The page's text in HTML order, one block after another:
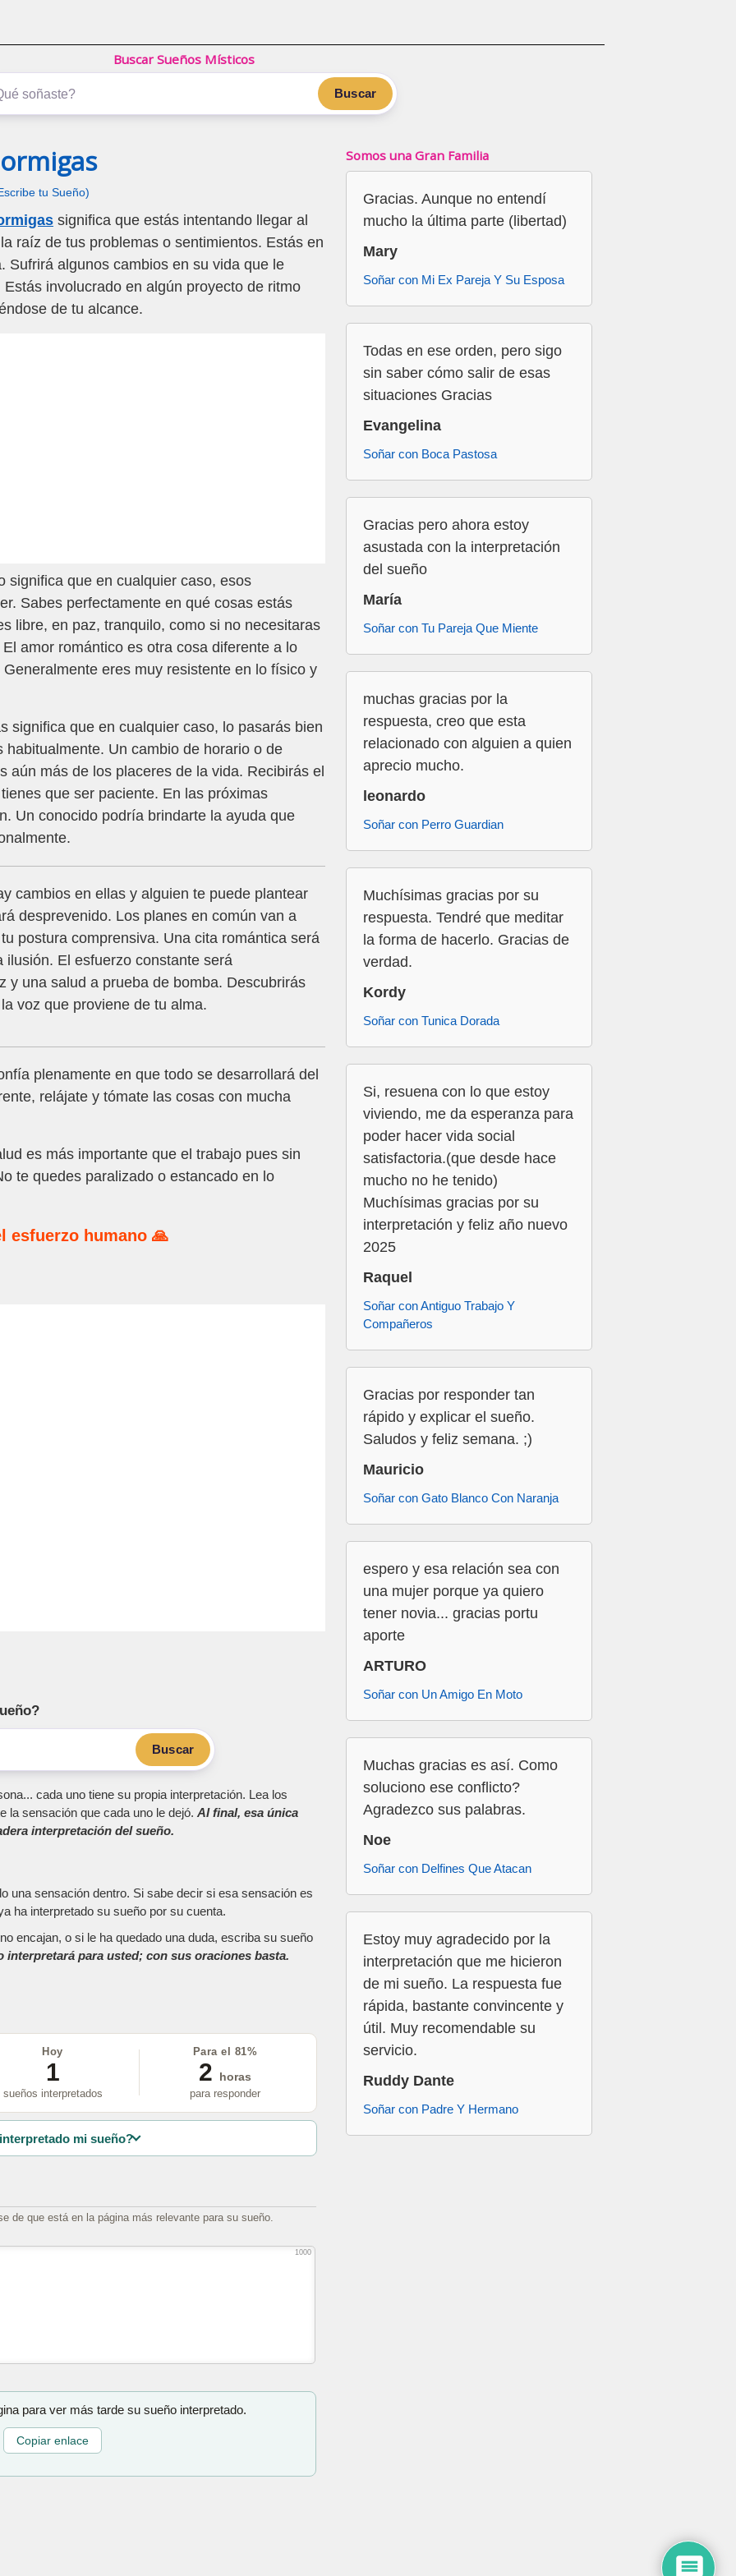
Buscar Sueños Místicos
Buscar
tu Sueño)
significa que estás intentando llegar al
raíz de tus problemas o sentimientos. Estás en
Sufrirá algunos cambios en su vida que le
involucrado en algún proyecto de ritmo
de tu alcance.
significa que en cualquier caso, esos
Sabes perfectamente en qué cosas estás
libre, en paz, tranquilo, como si no necesitaras
amor romántico es otra cosa diferente a lo
eres muy resistente en lo físico y
significa que en cualquier caso, lo pasarás bien
Un cambio de horario o de
aún más de los placeres de la vida. Recibirás el
que ser paciente. En las próximas
Un conocido podría brindarte la ayuda que
cambios en ellas y alguien te puede plantear
desprevenido. Los planes en común van a
postura comprensiva. Una cita romántica será
ilusión. El esfuerzo constante será
y una salud a prueba de bomba. Descubrirás
voz que proviene de tu alma.
plenamente en que todo se desarrollará del
relájate y tómate las cosas con mucha
es más importante que el trabajo pues sin
te quedes paralizado o estancado en lo
esfuerzo humano 🙏
Buscar
cada uno tiene su propia interpretación. Lea los
la sensación que cada uno le dejó. Al final, esa única
interpretación del sueño.
una sensación dentro. Si sabe decir si esa sensación es
ha interpretado su sueño por su cuenta.
encajan, o si le ha quedado una duda, escriba su sueño
interpretará para usted; con sus oraciones basta.
Hoy
1
sueños interpretados
Para el 81%
2
horas
para responder
mi sueño?
de que está en la página más relevante para su sueño.
1000
para ver más tarde su sueño interpretado.
Copiar enlace
Somos una Gran Familia
Gracias. Aunque no entendí
mucho la última parte (libertad)
Mary
Soñar con Mi Ex Pareja Y Su Esposa
Todas en ese orden, pero sigo
sin saber cómo salir de esas
situaciones Gracias
Evangelina
Soñar con Boca Pastosa
Gracias pero ahora estoy
asustada con la interpretación
del sueño
María
Soñar con Tu Pareja Que Miente
muchas gracias por la
respuesta, creo que esta
relacionado con alguien a quien
aprecio mucho.
leonardo
Soñar con Perro Guardian
Muchísimas gracias por su
respuesta. Tendré que meditar
la forma de hacerlo. Gracias de
verdad.
Kordy
Soñar con Tunica Dorada
Si, resuena con lo que estoy
viviendo, me da esperanza para
poder hacer vida social
satisfactoria.(que desde hace
mucho no he tenido)
Muchísimas gracias por su
interpretación y feliz año nuevo
2025
Raquel
Soñar con Antiguo Trabajo Y
Compañeros
Gracias por responder tan
rápido y explicar el sueño.
Saludos y feliz semana. ;)
Mauricio
Soñar con Gato Blanco Con Naranja
espero y esa relación sea con
una mujer porque ya quiero
tener novia... gracias portu
aporte
ARTURO
Soñar con Un Amigo En Moto
Muchas gracias es así. Como
soluciono ese conflicto?
Agradezco sus palabras.
Noe
Soñar con Delfines Que Atacan
Estoy muy agradecido por la
interpretación que me hicieron
de mi sueño. La respuesta fue
rápida, bastante convincente y
útil. Muy recomendable su
servicio.
Ruddy Dante
Soñar con Padre Y Hermano